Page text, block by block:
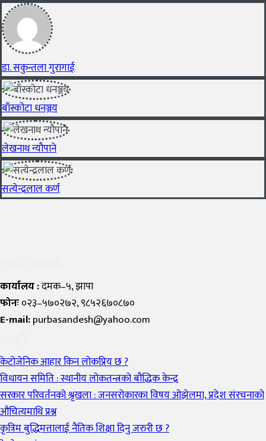
डा. सकुन्तला गुरागाई
बाँस्कोटा धनञ्जय
लेखनाथ न्यौपाने
सत्येन्द्रलाल कर्ण
कार्यालय :दमक–५, झापा
फोनः०२३–५७०२७२, ९८५२६७०८७०
E-mail:purbasandesh@yahoo.com
केटोजेनिक आहार किन लोकप्रिय छ ?
विधायन समिति : स्थानीय लोकतन्त्रको बौद्धिक केन्द्र
सरकार परिवर्तनको श्रृखला : जनसरोकारका विषय ओझेलमा, प्रदेश संरचनाको
औचित्यमाथि प्रश्न
कृत्रिम बुद्धिमत्तालाई नैतिक शिक्षा दिनु जरुरी छ ?